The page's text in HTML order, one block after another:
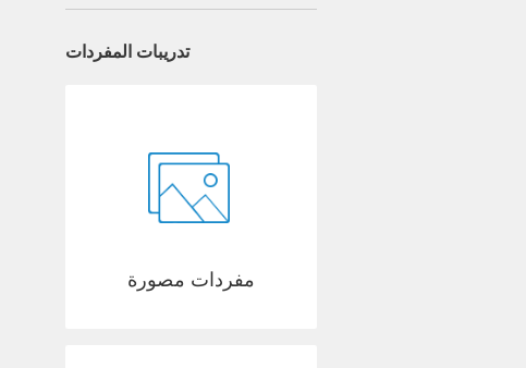
تدريبات المفردات
مفردات مصورة